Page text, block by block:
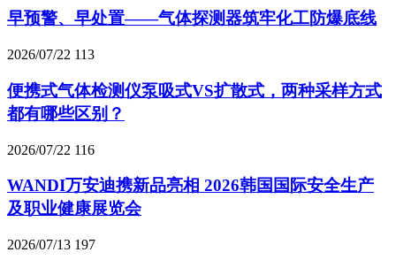
早预警、早处置——气体探测器筑牢化工防爆底线
2026/07/22 113
便携式气体检测仪泵吸式VS扩散式，两种采样方式
都有哪些区别？
2026/07/22 116
WANDI万安迪携新品亮相 2026韩国国际安全生产
及职业健康展览会
2026/07/13 197